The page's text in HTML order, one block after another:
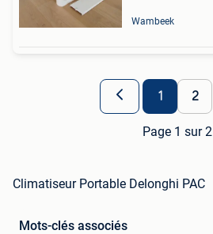
Wambeek
1 2
Page 1 sur 2
Climatiseur Portable Delonghi PAC
Mots-clés associés